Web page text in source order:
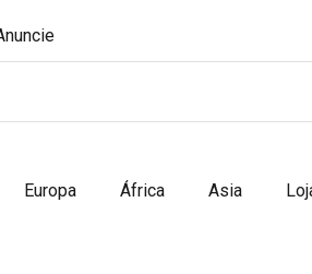
Europa África Asia